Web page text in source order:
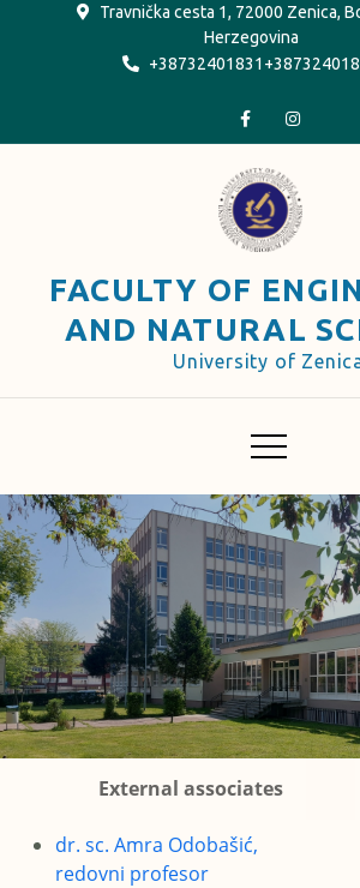
Travnička cesta 1, 72000 Zenica,
Herzegovina
FACULTY OF
AND NATURAL
University of
External associates
dr. sc. Amra Odobašić,
redovni profesor